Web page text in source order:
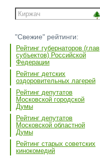
"Свежие" рейтинги:
Рейтинг губернаторов (глав
субъектов) Российской
Федерации
Рейтинг детских
оздоровительных лагерей
Рейтинг депутатов
Московской городской
Думы
Рейтинг депутатов
Московской областной
Думы
Рейтинг старых советских
кинокомедий